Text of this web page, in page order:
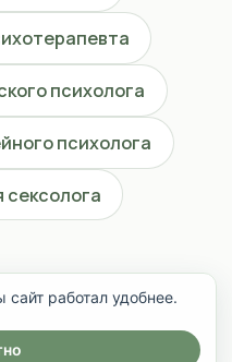
психолога
психолога
сексолога
работал удобнее.